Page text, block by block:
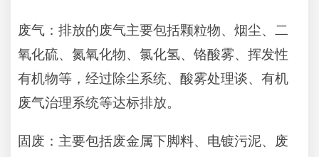
废气：排放的废气主要包括颗粒物、烟尘、二
氧化硫、氮氧化物、氯化氢、铬酸雾、挥发性
有机物等，经过除尘系统、酸雾处理谈、有机
废气治理系统等达标排放。
固废：主要包括废金属下脚料、电镀污泥、废